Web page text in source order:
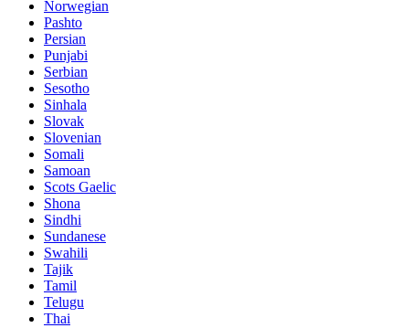
Norwegian
Pashto
Persian
Punjabi
Serbian
Sesotho
Sinhala
Slovak
Slovenian
Somali
Samoan
Scots Gaelic
Shona
Sindhi
Sundanese
Swahili
Tajik
Tamil
Telugu
Thai